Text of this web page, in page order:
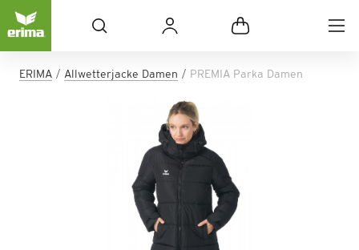
ERIMA Allwetterjacke Damen PREMIA Parka Damen